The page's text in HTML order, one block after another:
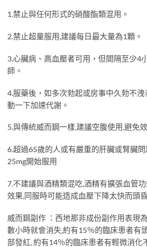
1.禁止與任何形式的硝酸酯類混用。
2.禁止超量服用,建議每日最大量為1顆。
3.心臟病、高血壓者可用，但間隔至少4
師。
4.服藥後，如多次勃起或房事中久勃不
動一下加速代謝。
5.與傳統威而鋼一樣,建議空腹使用,避免
6.超過65歲的人或有嚴重的肝臟或腎臟
25mg開始服用
7.不建議與酒精類混吃,酒精有擴張血管
效果,同服時可能造成血壓下降太快而頭
威而鋼副作 ：西地那非成份副作用表現
數小時就會消失,約有15％的臨床患者有
部發紅, 約有14％的臨床患者有輕微消化